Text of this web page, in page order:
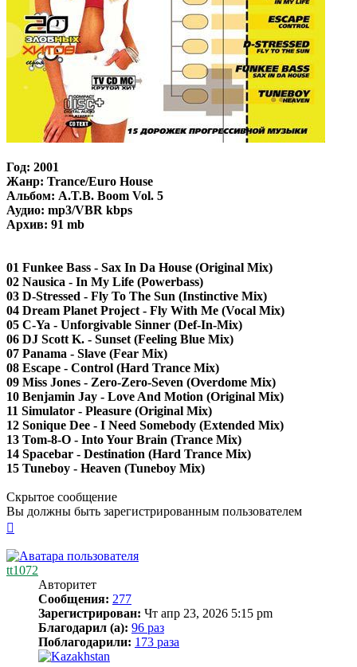
Год: 2001
Жанр: Trance/Euro House
Альбом: A.T.B. Boom Vol. 5
Аудио: mp3/VBR kbps
Архив: 91 mb
01 Funkee Bass - Sax In Da House (Original Mix)
02 Nausica - In My Life (Powerbass)
03 D-Stressed - Fly To The Sun (Instinctive Mix)
04 Dream Planet Project - Fly With Me (Vocal Mix)
05 C-Ya - Unforgivable Sinner (Def-In-Mix)
06 DJ Scott K. - Sunset (Feeling Blue Mix)
07 Panama - Slave (Fear Mix)
08 Escape - Control (Hard Trance Mix)
09 Miss Jones - Zero-Zero-Seven (Overdome Mix)
10 Benjamin Jay - Love And Motion (Original Mix)
11 Simulator - Pleasure (Original Mix)
12 Sonique Dee - I Need Somebody (Extended Mix)
13 Tom-8-O - Into Your Brain (Trance Mix)
14 Spacebar - Destination (Hard Trance Mix)
15 Tuneboy - Heaven (Tuneboy Mix)
Скрытое сообщение
Вы должны быть зарегистрированным пользователем
началу
tt1072
Авторитет
Сообщения: 277
Зарегистрирован: Чт апр 23, 2026 5:15 pm
Благодарил (а): 96 раз
Поблагодарили: 173 раза